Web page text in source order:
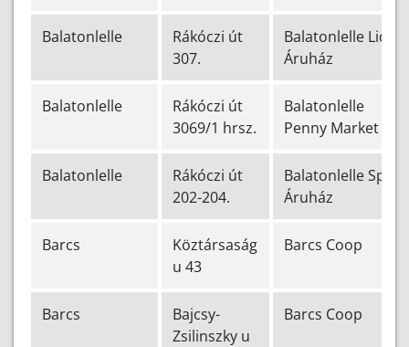
Balatonlelle
Rákóczi út
307.
Balatonlelle Lidl
Áruház
Balatonlelle
Rákóczi út
3069/1 hrsz.
Balatonlelle
Penny Market
Balatonlelle
Rákóczi út
202-204.
Balatonlelle Spar
Áruház
Barcs
Köztársaság
u 43
Barcs Coop
Barcs
Bajcsy-
Zsilinszky u
Barcs Coop